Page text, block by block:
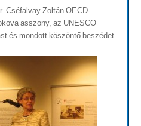
Cséfalvay Zoltán OECD-
asszony, az UNESCO
és mondott köszöntő beszédet.